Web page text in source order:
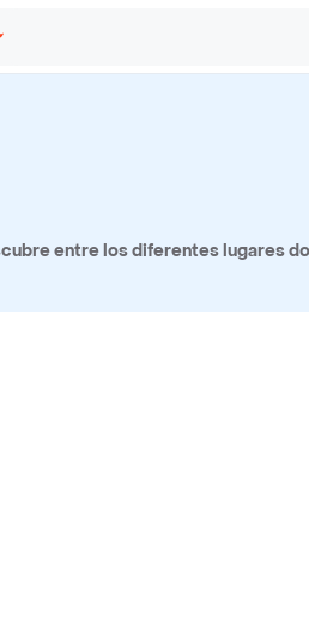
entre los diferentes lugares